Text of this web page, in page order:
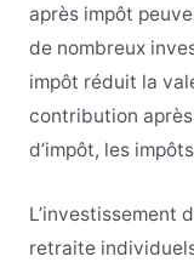
après impôt
de nombreux
impôt réduit la
contribution
d’impôt, les
L’investissement
retraite